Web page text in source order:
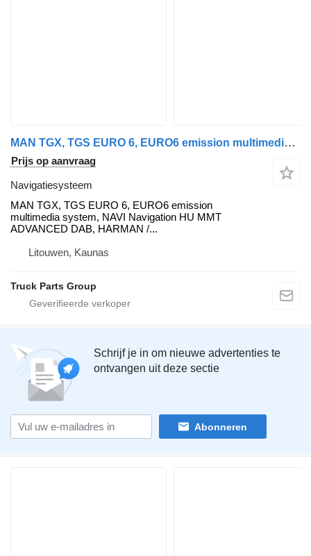
MAN TGX, TGS EURO 6, EURO6 emission multimedia system, NAVI Navigati MAN navigatiesysteem voor MAN MAN TGX, TGS EURO 6, EURO6 emission multimedia system, NAVI Navigation system, HU MAN MMT ADVANCED DAB, HARMAN / BECKER, BOSCH 81281006043, 7620000066, 81281006026, CM0066, 7620000067, CM0067, 81281006027, 81281006031, 81281006037, 81281006029, 81281006035, 81281006041 trekker
Prijs op aanvraag
Navigatiesysteem
MAN TGX, TGS EURO 6, EURO6 emission
multimedia system, NAVI Navigation HU MMT
ADVANCED DAB, HARMAN /...
Litouwen, Kaunas
Truck Parts Group
Schrijf je in om nieuwe advertenties te
ontvangen uit deze sectie
Abonneren